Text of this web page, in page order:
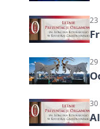
23
29
30